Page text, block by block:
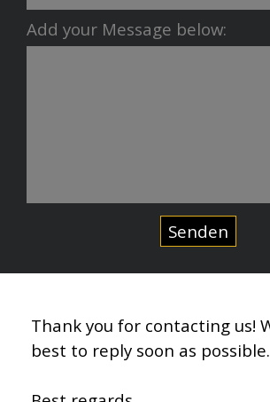
Add your Message below:
Thank you for contacting us!
best to reply soon as possible.